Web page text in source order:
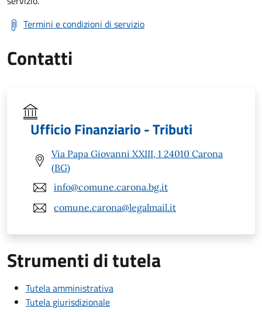
Termini e condizioni di servizio
Contatti
Ufficio Finanziario - Tributi
Via Papa Giovanni XXIII, 1 24010 Carona
(BG)
info@comune.carona.bg.it
comune.carona@legalmail.it
Strumenti di tutela
Tutela amministrativa
Tutela giurisdizionale